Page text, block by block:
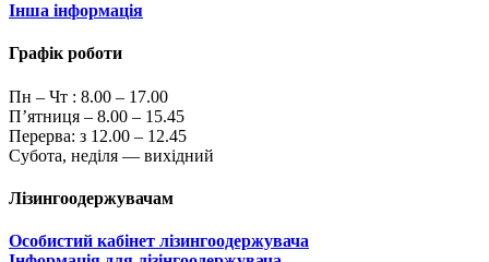
Інша інформація
Графік роботи
Пн – Чт : 8.00 – 17.00
П’ятниця – 8.00 – 15.45
Перерва: з 12.00 – 12.45
Субота, неділя — вихідний
Лізингоодержувачам
Особистий кабінет лізингоодержувача